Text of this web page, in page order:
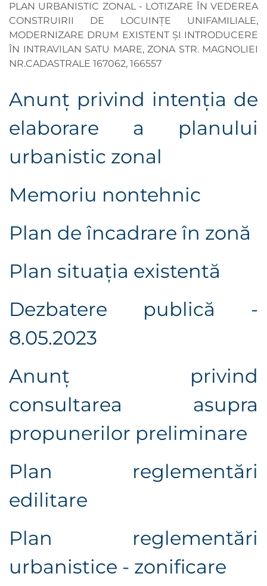
PLAN URBANISTIC ZONAL - LOTIZARE ÎN VEDEREA
CONSTRUIRII DE LOCUINȚE UNIFAMILIALE,
MODERNIZARE DRUM EXISTENT ȘI INTRODUCERE
ÎN INTRAVILAN SATU MARE, ZONA STR. MAGNOLIEI
NR.CADASTRALE 167062, 166557
Anunţ privind intenţia de
elaborare a planului
urbanistic zonal
Memoriu nontehnic
Plan de încadrare în zonă
Plan situaţia existentă
Dezbatere publică -
8.05.2023
Anunţ privind
consultarea asupra
propunerilor preliminare
Plan reglementări
edilitare
Plan reglementări
urbanistice - zonificare